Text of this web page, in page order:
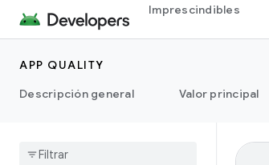
Imprescindibles
APP QUALITY
Descripción general
Valor principal